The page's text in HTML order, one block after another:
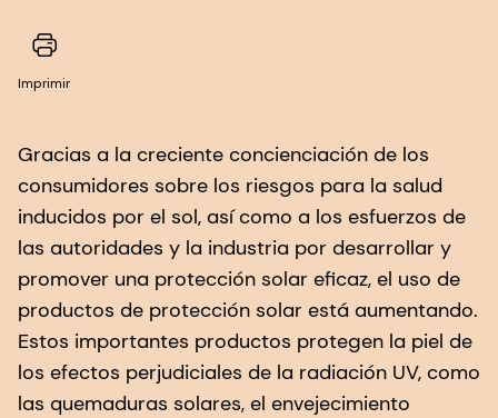
Imprimir
Gracias a la creciente concienciación de los
consumidores sobre los riesgos para la salud
inducidos por el sol, así como a los esfuerzos de
las autoridades y la industria por desarrollar y
promover una protección solar eficaz, el uso de
productos de protección solar está aumentando.
Estos importantes productos protegen la piel de
los efectos perjudiciales de la radiación UV, como
las quemaduras solares, el envejecimiento